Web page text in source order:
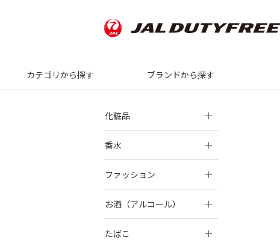
カテゴリから探す ブランドから探す
化粧品
香水
ファッション
お酒（アルコール）
たばこ